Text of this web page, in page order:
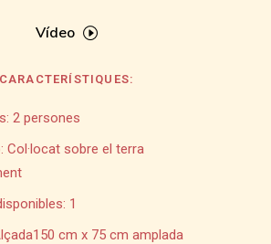
Vídeo
CARACTERÍSTIQUES:
2 persones
Col·locat sobre el terra
1
cm x 75 cm amplada